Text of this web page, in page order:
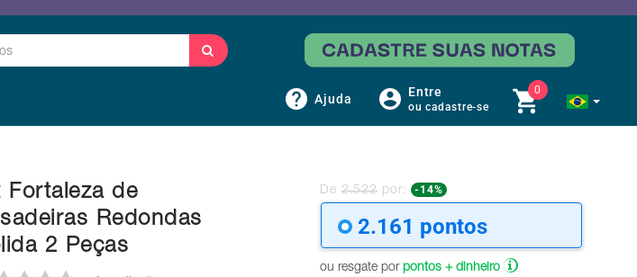
Ajuda Entre
ou cadastre-se
0
Fortaleza de
Redondas
2 Peças
De 2.522 por: -14%
2.161 pontos
ou resgate por pontos + dinheiro